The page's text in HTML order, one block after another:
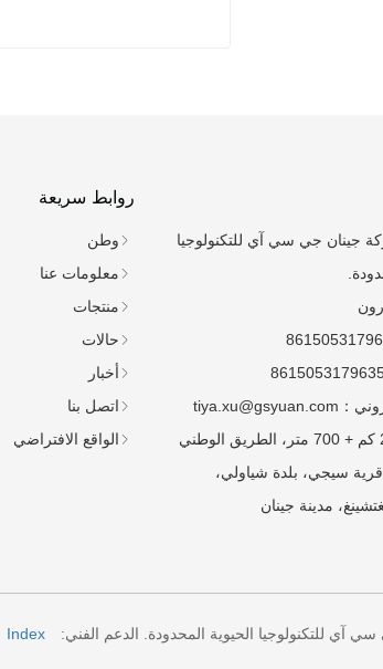
روابط سريعة
وطن
معلومات عنا
منتجات
حالات
أخبار
اتصل بنا
الواقع الافتراضي
جينان جي سي آي للتكنولوجيا
：
tiya.xu@gsyuan.com
296 كم + 700 متر، الطريق الوطني
قرية سيجي، بلدة شياولي،
مدينة جينان
الدعم الفني: Huazhicloud Index